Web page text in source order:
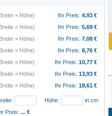
× Höhe) Ihr Preis: 4,93€
× Höhe) Ihr Preis: 5,69€
× Höhe) Ihr Preis: 7,08€
× Höhe) Ihr Preis: 8,76€
× Höhe) Ihr Preis: 10,77€
× Höhe) Ihr Preis: 13,93€
× Höhe) Ihr Preis: 18,61€
Höhe:
in cm
Preis: ...€